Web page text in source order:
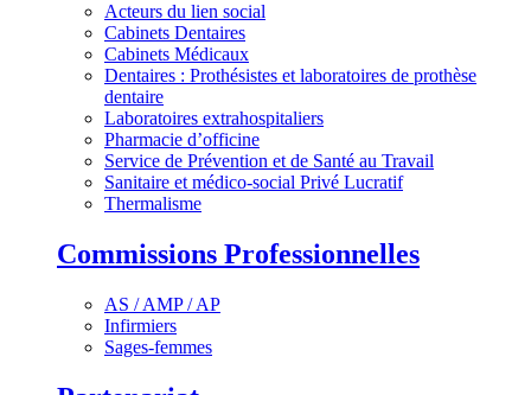
Acteurs du lien social
Cabinets Dentaires
Cabinets Médicaux
Dentaires : Prothésistes et laboratoires de prothèse
dentaire
Laboratoires extrahospitaliers
Pharmacie d’officine
Service de Prévention et de Santé au Travail
Sanitaire et médico-social Privé Lucratif
Thermalisme
Commissions Professionnelles
AS / AMP / AP
Infirmiers
Sages-femmes